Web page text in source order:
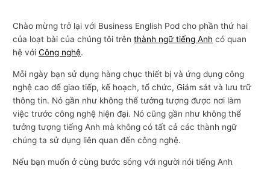
Chào mừng trở lại với Business English Pod cho phần thứ hai
của loạt bài của chúng tôi trênthành ngữ tiếng Anh có quan
hệ vớiCông nghệ.
Mỗi ngày bạn sử dụng hàng chục thiết bị và ứng dụng công
nghệ cao để giao tiếp, kế hoạch, tổ chức, Giám sát và lưu trữ
thông tin. Nó gần như không thể tưởng tượng được nơi làm
việc trước công nghệ hiện đại. Nó cũng gần như không thể
tưởng tượng tiếng Anh mà không có tất cả các thành ngữ
chúng ta sử dụng liên quan đến công nghệ.
Nếu bạn muốn ở cùng bước sóng với người nói tiếng Anh